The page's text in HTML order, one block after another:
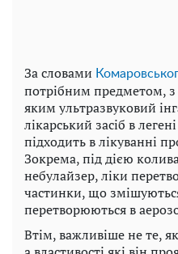
За словами
потрібним предметом, з
яким ультразвуковий
лікарський засіб в
підходить в лікуванні
Зокрема, під дією
небулайзер, ліки
частинки, що
перетворюються в
Втім, важливіше не те,